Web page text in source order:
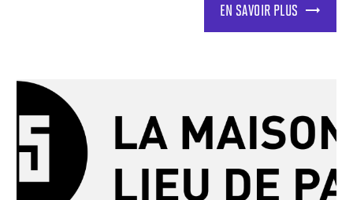
EN SAVOIR PLUS